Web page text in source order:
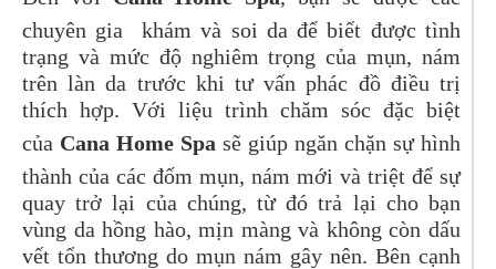
chuyên gia khám và soi da để biết được tình
trạng và mức độ nghiêm trọng của mụn, nám
trên làn da trước khi tư vấn phác đồ điều trị
thích hợp. Với liệu trình chăm sóc đặc biệt
của Cana Home Spa sẽ giúp ngăn chặn sự hình
thành của các đốm mụn, nám mới và triệt để sự
quay trở lại của chúng, từ đó trả lại cho bạn
vùng da hồng hào, mịn màng và không còn dấu
vết tổn thương do mụn nám gây nên. Bên cạnh